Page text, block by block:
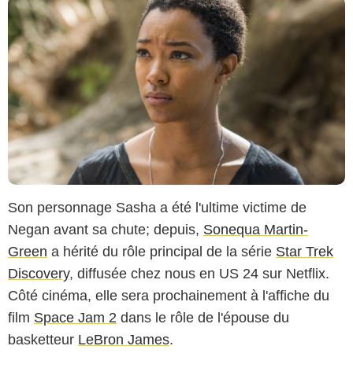
Son personnage Sasha a été l'ultime victime de
Negan avant sa chute; depuis, Sonequa Martin-
Green a hérité du rôle principal de la série Star Trek
Discovery, diffusée chez nous en US 24 sur Netflix.
Côté cinéma, elle sera prochainement à l'affiche du
film Space Jam 2 dans le rôle de l'épouse du
basketteur LeBron James.